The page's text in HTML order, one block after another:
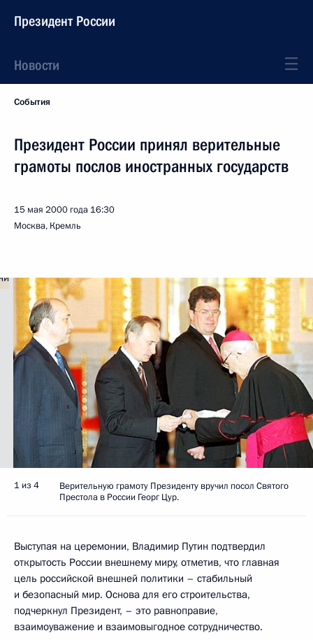
Президент России
Новости
События
Президент России принял верительные
грамоты послов иностранных государств
15 мая 2000 года 16:30
Москва, Кремль
1 из 4
Верительную грамоту Президенту вручил посол Святого
Престола в России Георг Цур.
Выступая на церемонии, Владимир Путин подтвердил
открытость России внешнему миру, отметив, что главная
цель российской внешней политики – стабильный
и безопасный мир. Основа для его строительства,
подчеркнул Президент, – это равноправие,
взаимоуважение и взаимовыгодное сотрудничество.